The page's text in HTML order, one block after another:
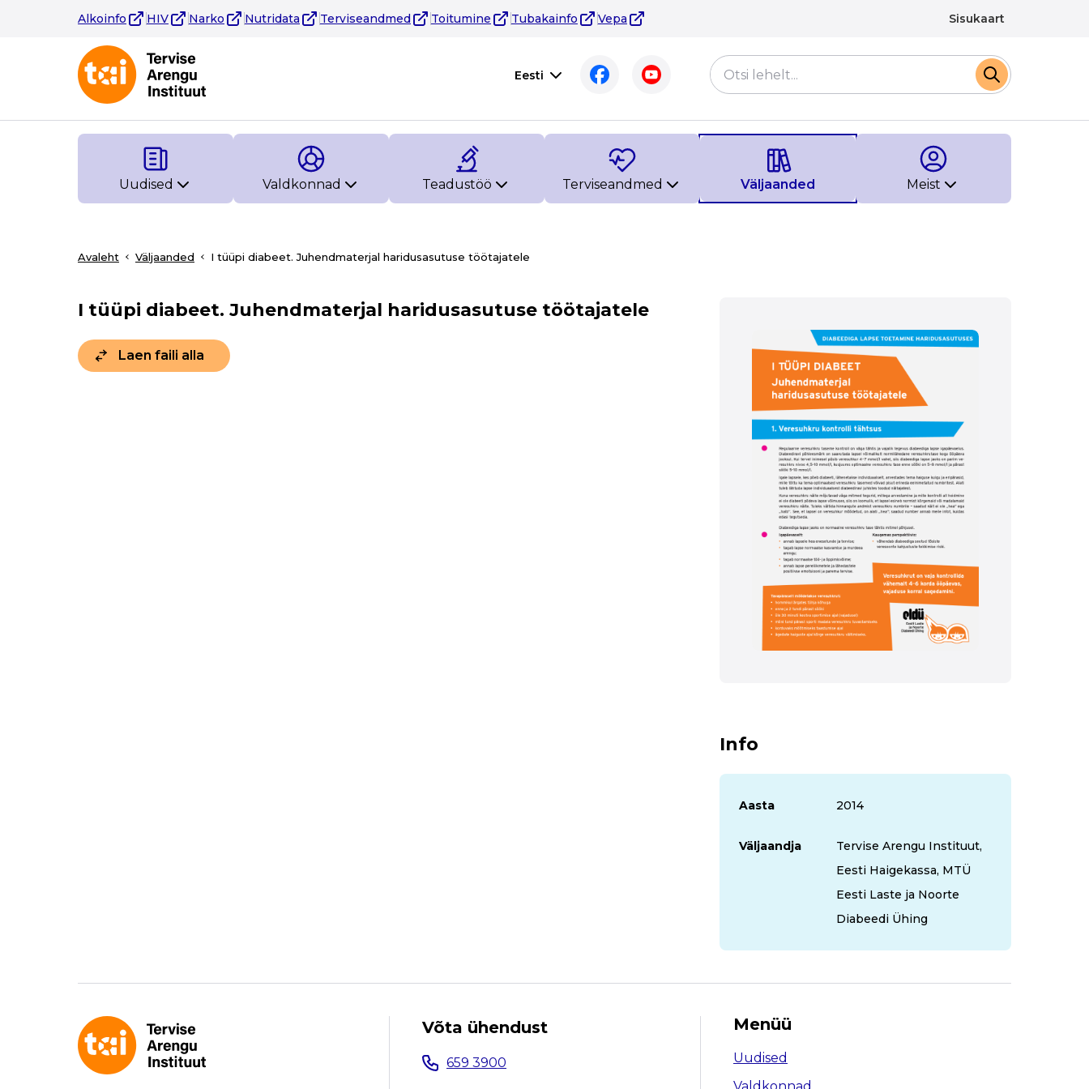
Alkoinfo HIV Narko Nutridata Terviseandmed Toitumine Tubakainfo Vepa Sisukaart
Eesti
Uudised Valdkonnad Teadustöö Terviseandmed Väljaanded Meist
Avaleht Väljaanded I tüüpi diabeet. Juhendmaterjal haridusasutuse töötajatele
I tüüpi diabeet. Juhendmaterjal haridusasutuse töötajatele
Laen faili alla
Info
Aasta 2014
Väljaandja
Tervise Arengu Instituut,
Eesti Haigekassa, MTÜ
Eesti Laste ja Noorte
Diabeedi Ühing
Võta ühendust
659 3900
Menüü
Uudised